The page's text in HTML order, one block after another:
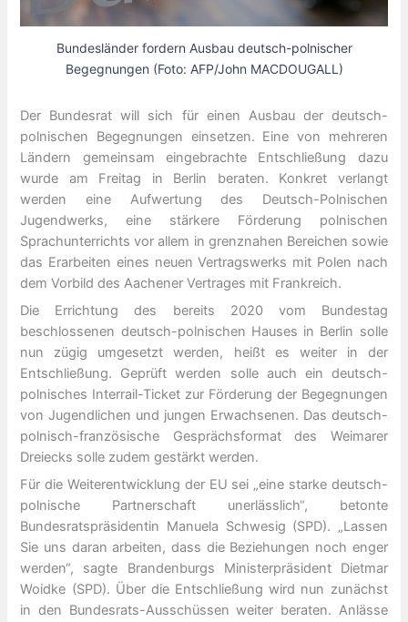
Bundesländer fordern Ausbau deutsch-polnischer
Begegnungen (Foto: AFP/John MACDOUGALL)
Der Bundesrat will sich für einen Ausbau der deutsch-
polnischen Begegnungen einsetzen. Eine von mehreren
Ländern gemeinsam eingebrachte Entschließung dazu
wurde am Freitag in Berlin beraten. Konkret verlangt
werden eine Aufwertung des Deutsch-Polnischen
Jugendwerks, eine stärkere Förderung polnischen
Sprachunterrichts vor allem in grenznahen Bereichen sowie
das Erarbeiten eines neuen Vertragswerks mit Polen nach
dem Vorbild des Aachener Vertrages mit Frankreich.
Die Errichtung des bereits 2020 vom Bundestag
beschlossenen deutsch-polnischen Hauses in Berlin solle
nun zügig umgesetzt werden, heißt es weiter in der
Entschließung. Geprüft werden solle auch ein deutsch-
polnisches Interrail-Ticket zur Förderung der Begegnungen
von Jugendlichen und jungen Erwachsenen. Das deutsch-
polnisch-französische Gesprächsformat des Weimarer
Dreiecks solle zudem gestärkt werden.
Für die Weiterentwicklung der EU sei „eine starke deutsch-
polnische Partnerschaft unerlässlich“, betonte
Bundesratspräsidentin Manuela Schwesig (SPD). „Lassen
Sie uns daran arbeiten, dass die Beziehungen noch enger
werden“, sagte Brandenburgs Ministerpräsident Dietmar
Woidke (SPD). Über die Entschließung wird nun zunächst
in den Bundesrats-Ausschüssen weiter beraten. Anlässe